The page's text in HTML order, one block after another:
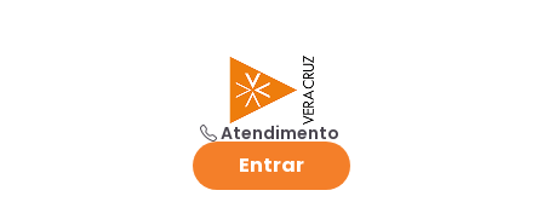
Atendimento
Entrar